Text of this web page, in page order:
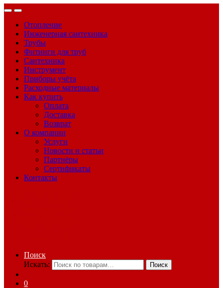
Отопление
Инженерная сантехника
Трубы
Фитинги для труб
Сантехника
Инструмент
Приборы учёта
Расходные материалы
Как купить
Оплата
Доставка
Возврат
О компании
Услуги
Новости и статьи
Партнёры
Сертификаты
Контакты
Поиск
Искать:
Поиск
0